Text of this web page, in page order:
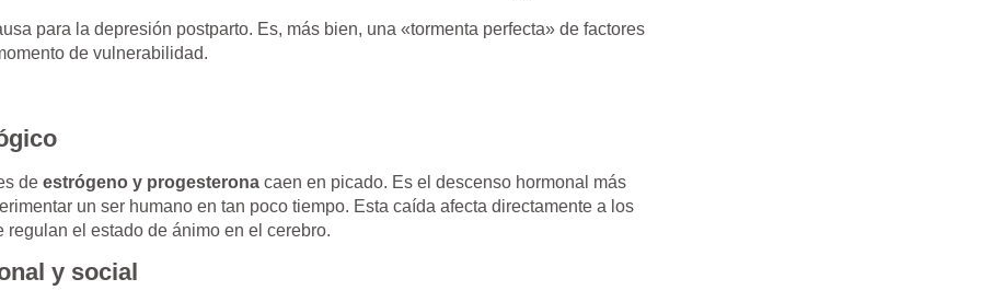
para la depresión postparto. Es, más bien, una «tormenta perfecta» de factores
de vulnerabilidad.
de estrógeno y progesteronacaen en picado. Es el descenso hormonal más
un ser humano en tan poco tiempo. Esta caída afecta directamente a los
regulan el estado de ánimo en el cerebro.
y social